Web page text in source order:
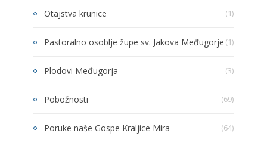
Otajstva krunice (1)
Pastoralno osoblje župe sv. Jakova Međugorje (1)
Plodovi Međugorja (3)
Pobožnosti (69)
Poruke naše Gospe Kraljice Mira (64)